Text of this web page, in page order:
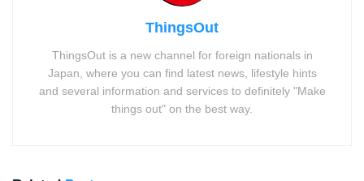
ThingsOut
ThingsOut is a new channel for foreign nationals in
Japan, where you can find latest news, lifestyle hints
and several information and services to definitely "Make
things out" on the best way.